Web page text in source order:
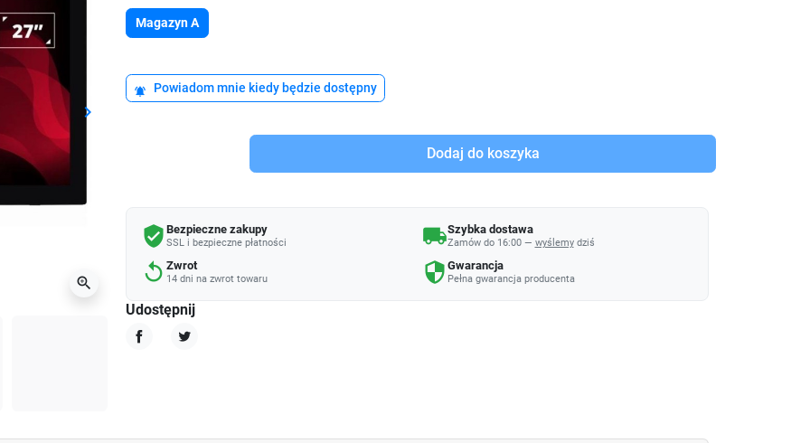
Następny
keyboard_arrow_right
zoom_in
Magazyn A
notifications_active Powiadom mnie kiedy będzie dostępny
Dodaj do koszyka
verified_user Bezpieczne zakupy
SSL i bezpieczne płatności local_shippingSzybka dostawa
Zamów do 16:00 — wyślemydziś
replay Zwrot
14 dni na zwrot towaru security Gwarancja
Pełna gwarancja producenta
Udostępnij